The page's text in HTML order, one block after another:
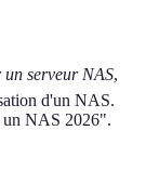
serveur NAS,
d'un NAS.
un NAS 2026".